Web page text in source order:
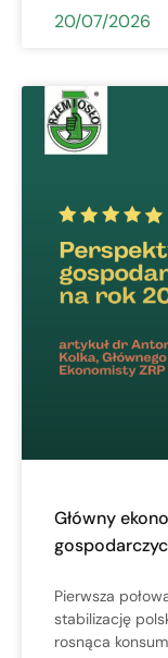
20/07/2026
Główny
Pierwsza
stabilizację
rosnąca